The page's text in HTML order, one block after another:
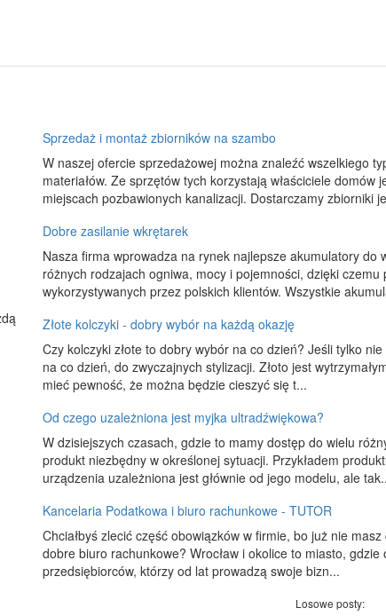
Sprzedaż i montaż zbiorników na szambo
W naszej ofercie sprzedażowej można znaleźć wszelkiego
materiałów. Ze sprzętów tych korzystają właściciele
miejscach pozbawionych kanalizacji. Dostarczamy zbiorniki
Dobre zasilanie wkrętarek
Nasza firma wprowadza na rynek najlepsze akumulatory
różnych rodzajach ogniwa, mocy i pojemności, dzięki
wykorzystywanych przez polskich klientów. Wszystkie
Złote kolczyki - dobry wybór na każdą okazję
Czy kolczyki złote to dobry wybór na co dzień? Jeśli tylko
na co dzień, do zwyczajnych stylizacji. Złoto jest
mieć pewność, że można będzie cieszyć się t...
Od czego uzależniona jest myjka ultradźwiękowa?
W dzisiejszych czasach, gdzie to mamy dostęp do wielu
produkt niezbędny w określonej sytuacji. Przykładem
urządzenia uzależniona jest głównie od jego modelu, ale
Kancelaria Podatkowa i biuro rachunkowe - TUTOR
Chciałbyś zlecić część obowiązków w firmie, bo już nie
dobre biuro rachunkowe? Wrocław i okolice to miasto,
przedsiębiorców, którzy od lat prowadzą swoje bizn...
Losowe posty: